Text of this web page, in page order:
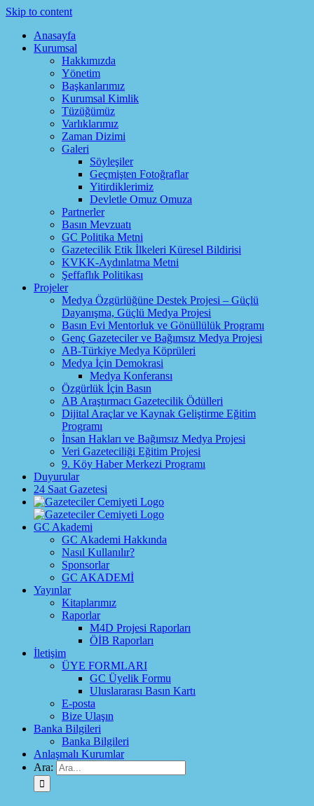
Skip to content
Anasayfa
Kurumsal
Hakkımızda
Yönetim
Başkanlarımız
Kurumsal Kimlik
Tüzüğümüz
Varlıklarımız
Zaman Dizimi
Galeri
Söyleşiler
Geçmişten Fotoğraflar
Yitirdiklerimiz
Devletle Omuz Omuza
Partnerler
Basın Mevzuatı
GC Politika Metni
Gazetecilik Etik İlkeleri Küresel Bildirisi
KVKK-Aydınlatma Metni
Şeffaflık Politikası
Projeler
Medya Özgürlüğüne Destek Projesi – Güçlü
Dayanışma, Güçlü Medya Projesi
Basın Evi Mentorluk ve Gönüllülük Programı
Genç Gazeteciler ve Bağımsız Medya Projesi
AB-Türkiye Medya Köprüleri
Medya İçin Demokrasi
Medya Konferansı
Özgürlük İçin Basın
AB Araştırmacı Gazetecilik Ödülleri
Dijital Araçlar ve Kaynak Geliştirme Eğitim
Programı
İnsan Hakları ve Bağımsız Medya Projesi
Veri Gazeteciliği Eğitim Projesi
9. Köy Haber Merkezi Programı
Duyurular
24 Saat Gazetesi
GC Akademi
GC Akademi Hakkında
Nasıl Kullanılır?
Sponsorlar
GC AKADEMİ
Yayınlar
Kitaplarımız
Raporlar
M4D Projesi Raporları
ÖİB Raporları
İletişim
ÜYE FORMLARI
GC Üyelik Formu
Uluslararası Basın Kartı
E-posta
Bize Ulaşın
Banka Bilgileri
Banka Bilgileri
Anlaşmalı Kurumlar
Ara: